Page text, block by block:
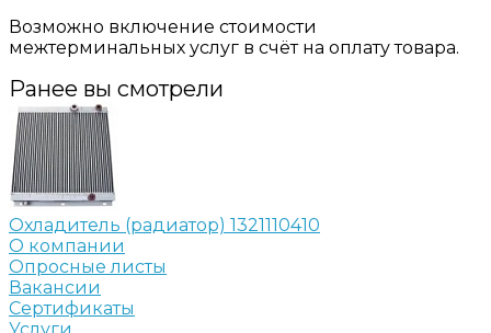
Возможно включение стоимости
межтерминальных услуг в счёт на оплату товара.
Ранее вы смотрели
Охладитель (радиатор) 1321110410
О компании
Опросные листы
Вакансии
Сертификаты